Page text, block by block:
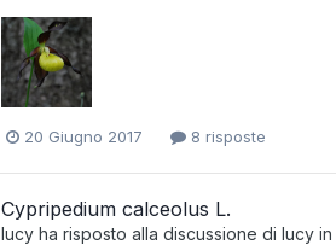
20 Giugno 2017 8 risposte
Cypripedium calceolus L.
lucy ha risposto alla discussione di lucy in